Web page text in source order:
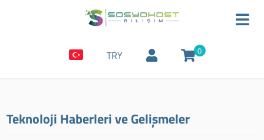
TRY 0
Teknoloji Haberleri ve Gelişmeler